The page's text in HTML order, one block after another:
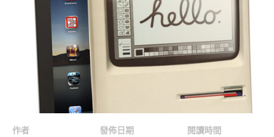
作者
發佈日期
閱讀時間